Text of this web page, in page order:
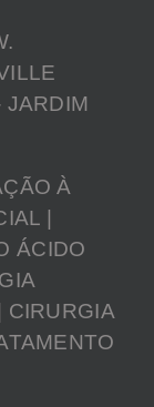
JARDIM
À
|
ÁCIDO
CIRURGIA